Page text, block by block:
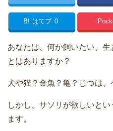
B! はてブ 0
あなたは、何か飼いたい、
とはありますか？
犬や猫？金魚？亀？じつは
しかし、サソリが欲しいと
ます。